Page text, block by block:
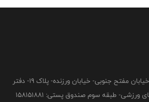
تهران- میدان هفت تیر- خیابان مفتح جنوبی- خیابان ورزنده- پلاک 19- دفتر
طبقه سوم صندوق پستی: 158151881